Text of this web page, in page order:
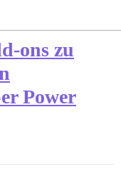
ons zu
Power